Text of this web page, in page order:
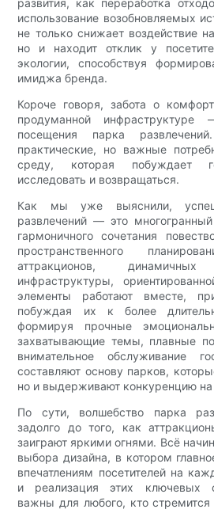
развития, как переработка
использование возобновляемых
не только снижает воздействие
но и находит отклик у
экологии, способствуя
имиджа бренда.
Короче говоря, забота о
продуманной инфраструктуре
посещения парка
практические, но важные
среду, которая побуждает
исследовать и возвращаться.
Как мы уже выяснили,
развлечений — это
гармоничного сочетания
пространственного
аттракционов,
инфраструктуры,
элементы работают вместе,
побуждая их к более
формируя прочные
захватывающие темы, плавные
внимательное обслуживание
составляют основу парков,
но и выдерживают конкуренцию
По сути, волшебство парка
задолго до того, как
заиграют яркими огнями. Всё
выбора дизайна, в котором
впечатлениям посетителей на
и реализация этих ключевых
важны для любого, кто стремится